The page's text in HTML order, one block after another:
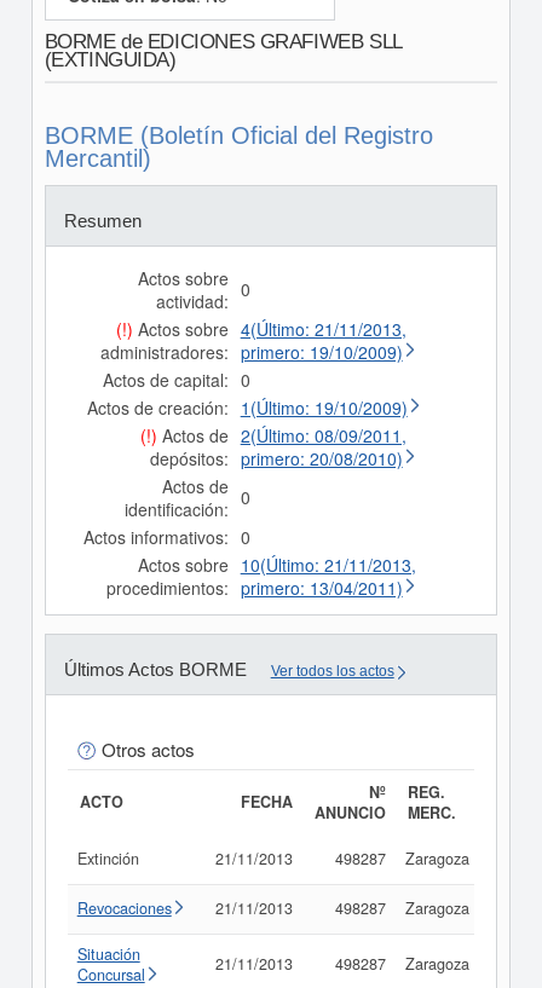
BORME de EDICIONES GRAFIWEB SLL
(EXTINGUIDA)
BORME (Boletín Oficial del Registro
Mercantil)
Resumen
Actos sobre
actividad: 0
(!) Actos sobre
administradores:
4(Último: 21/11/2013,
primero: 19/10/2009)
Actos de capital: 0
Actos de creación: 1(Último: 19/10/2009)
(!) Actos de
depósitos:
2(Último: 08/09/2011,
primero: 20/08/2010)
Actos de
identificación: 0
Actos informativos: 0
Actos sobre
procedimientos:
10(Último: 21/11/2013,
primero: 13/04/2011)
Últimos Actos BORME Ver todos los actos
Otros actos
ACTO FECHA
Nº
ANUNCIO
REG.
MERC.
Extinción 21/11/2013 498287 Zaragoza
Revocaciones 21/11/2013 498287 Zaragoza
Situación
Concursal
21/11/2013 498287 Zaragoza